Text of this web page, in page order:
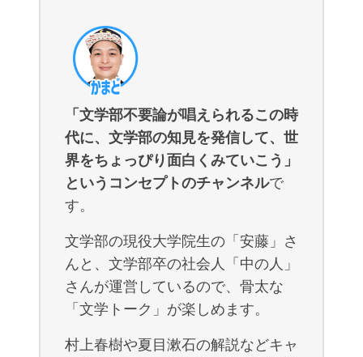
「文学部不要論が唱えられるこの時
代に、文学部の知見を発信して、世
界をちょっぴり面白くみていこう」
というコンセプトのチャンネルで
す。
文学部の現役大学院生の「安藤」さ
んと、文学部卒の社会人「中の人」
さんが運営しているので、骨太な
「文学トーク」が楽しめます。
村上春樹や夏目漱石の解説などキャ